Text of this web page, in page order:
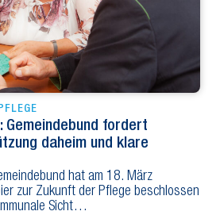
Gemeindebund fordert
daheim und klare
hat am 18. März
zur Zukunft der Pflege beschlossen
Sicht…